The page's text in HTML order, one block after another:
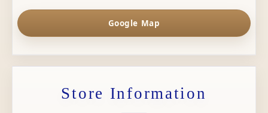
Google Map
Store Information